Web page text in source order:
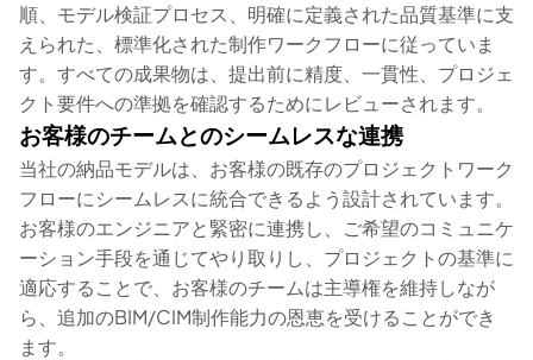
順、モデル検証プロセス、明確に定義された品質基準に支
えられた、標準化された制作ワークフローに従っていま
す。すべての成果物は、提出前に精度、一貫性、プロジェ
クト要件への準拠を確認するためにレビューされます。
お客様のチームとのシームレスな連携
当社の納品モデルは、お客様の既存のプロジェクトワーク
フローにシームレスに統合できるよう設計されています。
お客様のエンジニアと緊密に連携し、ご希望のコミュニケ
ーション手段を通じてやり取りし、プロジェクトの基準に
適応することで、お客様のチームは主導権を維持しなが
ら、追加のBIM/CIM制作能力の恩恵を受けることができ
ます。